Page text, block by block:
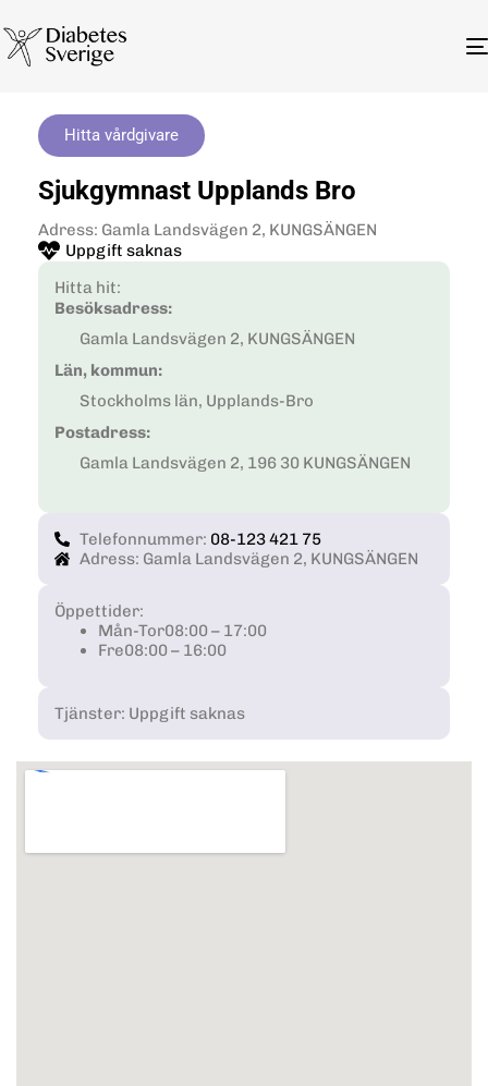
Hitta vårdgivare
Sjukgymnast Upplands Bro
Adress: Gamla Landsvägen 2, KUNGSÄNGEN
Uppgift saknas
Hitta hit:
Besöksadress:
Gamla Landsvägen 2, KUNGSÄNGEN
Län, kommun:
Stockholms län, Upplands-Bro
Postadress:
Gamla Landsvägen 2, 196 30 KUNGSÄNGEN
Telefonnummer: 08-123 421 75
Adress: Gamla Landsvägen 2, KUNGSÄNGEN
Öppettider:
Mån-Tor08:00 – 17:00
Fre08:00 – 16:00
Tjänster: Uppgift saknas